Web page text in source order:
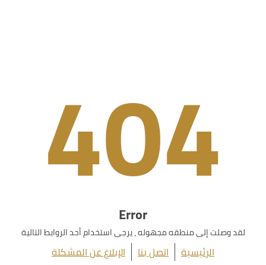
404
Error
لقد وصلت إلى منطقه مجهوله ، يرجى استخدام أحد الروابط التالية
الرئيسية اتصل بنا الإبلاغ عن المشكلة